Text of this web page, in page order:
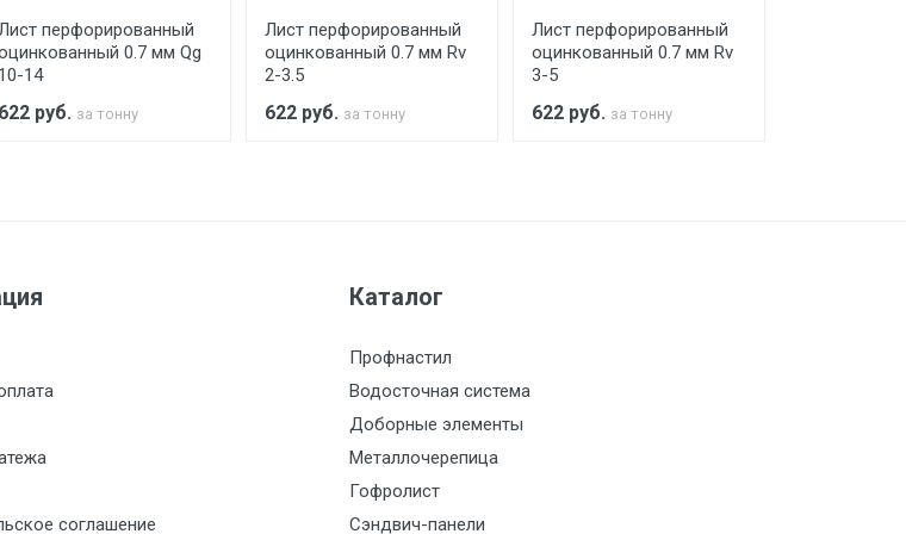
35р./км за МКАД
35р./км за МКАД
40р./км за МКАД
45р./км за МКАД
перфорированный
0.7 мм Qg
10-14
622 руб. за тонну
Лист перфорированный
оцинкованный 0.7 мм Rv
2-3.5
622 руб. за тонну
Лист перфорированный
оцинкованный 0.7 мм Rv
3-5
622 руб. за тонну
соглашение
Каталог
Профнастил
Водосточная система
Доборные элементы
Металлочерепица
Гофролист
Сэндвич-панели